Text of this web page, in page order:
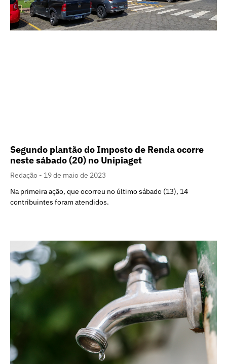
Segundo plantão do Imposto de Renda ocorre
neste sábado (20) no Unipiaget
Redação
19 de maio de 2023
Na primeira ação, que ocorreu no último sábado (13), 14
contribuintes foram atendidos.